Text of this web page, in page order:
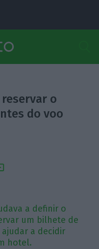
o
do voo
a definir o
um bilhete de
a decidir
hotel.